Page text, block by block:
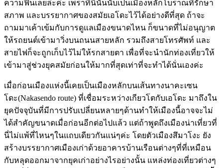
ความฟินเลยล่ะค่ะ เพราที่นี่นั้นนับเป็นเมืองหลักโบราณที่รักษา
สภาพ และบรรยากาศของสมัยเอโดะไว้ได้อย่างดีที่สุด ถ้าจะ
ถามมาเค้าเข้มกับการดูแลเมืองขนาดไหน ก็ขนาดที่ไม่อนุญาต
ให้รถยนต์เข้ามาวิ่งบนถนนสายหลัก รวมถึงสายโทรศัพท์ และ
สายไฟก็จะถูกเก็บไว้ไม่ให้รกสายตา เพื่อที่จะนำนักท่องเที่ยวให้
เข้ามาสู่ช่วงยุคสมัยก่อนให้มากที่สุดเท่าที่จะทำได้นั่นเองค่ะ
เมื่อก่อนเมืองแห่งนี้เคยเป็นเมืองหลักบนเส้นทางนาคะเซน
โดะ(Nakasendo route) ที่เชื่อมระหว่างเกียวโตกับเอโดะ มาถึงใน
ยุคปัจจุบันที่มีการปรับเปลี่ยนหลายๆด้านทำให้เมืองนี้อาจจะไม่
ได้สำคัญขนาดเมื่อก่อนอีกต่อไปแล้ว แต่ถ้าพูดถึงเมืองน่าเที่ยวที่
นี่ไม่แพ้ที่ไหนๆในแถบเดียวกันแน่ๆค่ะ โดยตัวเมืองสึมาโงะ ยัง
สร้างบรรยากาศเมืองเก่าด้วยอาคารบ้านเรือนต่างๆที่ที่เหมือน
กับหลุดออกมาจากยุคเก่าอย่างไรอย่างนั้น แหล่งท่องเที่ยวต่างๆ